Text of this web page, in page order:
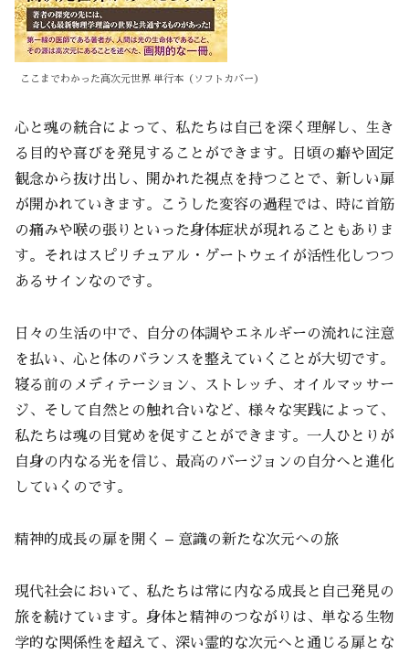
ここまでわかった高次元世界 単行本（ソフトカバー）
心と魂の統合によって、私たちは自己を深く理解し、生き
る目的や喜びを発見することができます。日頃の癖や固定
観念から抜け出し、開かれた視点を持つことで、新しい扉
が開かれていきます。こうした変容の過程では、時に首筋
の痛みや喉の張りといった身体症状が現れることもありま
す。それはスピリチュアル・ゲートウェイが活性化しつつ
あるサインなのです。
日々の生活の中で、自分の体調やエネルギーの流れに注意
を払い、心と体のバランスを整えていくことが大切です。
寝る前のメディテーション、ストレッチ、オイルマッサー
ジ、そして自然との触れ合いなど、様々な実践によって、
私たちは魂の目覚めを促すことができます。一人ひとりが
自身の内なる光を信じ、最高のバージョンの自分へと進化
していくのです。
精神的成長の扉を開く – 意識の新たな次元への旅
現代社会において、私たちは常に内なる成長と自己発見の
旅を続けています。身体と精神のつながりは、単なる生物
学的な関係性を超えて、深い霊的な次元へと通じる扉とな